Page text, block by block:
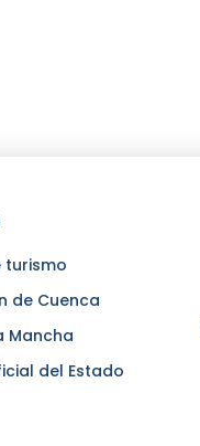
turismo
de Cuenca
Mancha
del Estado